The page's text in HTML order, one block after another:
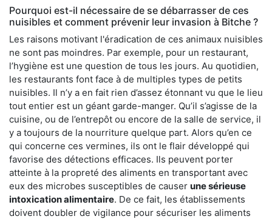
Pourquoi est-il nécessaire de se débarrasser de ces
nuisibles et comment prévenir leur invasion à Bitche ?
Les raisons motivant l'éradication de ces animaux nuisibles
ne sont pas moindres. Par exemple, pour un restaurant,
l’hygiène est une question de tous les jours. Au quotidien,
les restaurants font face à de multiples types de petits
nuisibles. Il n’y a en fait rien d’assez étonnant vu que le lieu
tout entier est un géant garde-manger. Qu’il s’agisse de la
cuisine, ou de l’entrepôt ou encore de la salle de service, il
y a toujours de la nourriture quelque part. Alors qu’en ce
qui concerne ces vermines, ils ont le flair développé qui
favorise des détections efficaces. Ils peuvent porter
atteinte à la propreté des aliments en transportant avec
eux des microbes susceptibles de causer une sérieuse
intoxication alimentaire. De ce fait, les établissements
doivent doubler de vigilance pour sécuriser les aliments